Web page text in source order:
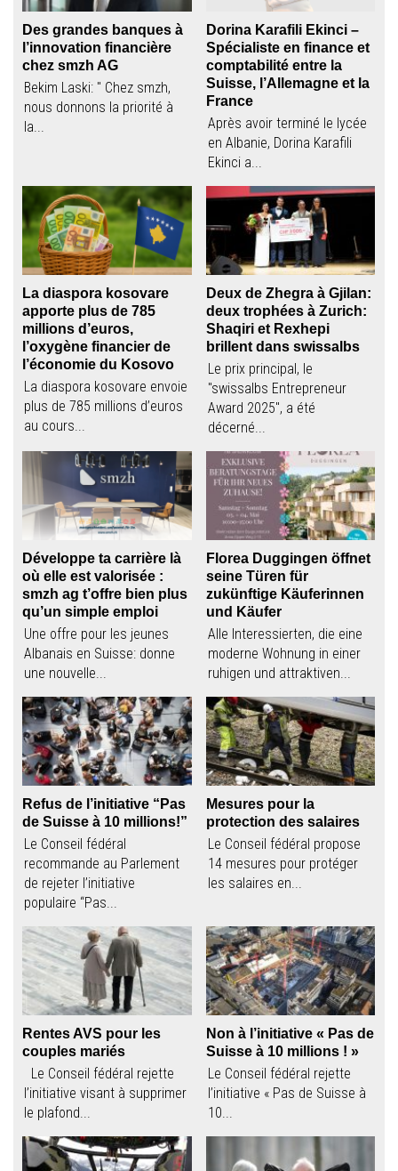
Des grandes banques à
l’innovation financière
chez smzh AG
Bekim Laski: " Chez smzh,
nous donnons la priorité à
la...
Dorina Karafili Ekinci –
Spécialiste en finance et
comptabilité entre la
Suisse, l’Allemagne et la
France
Après avoir terminé le lycée
en Albanie, Dorina Karafili
Ekinci a...
La diaspora kosovare
apporte plus de 785
millions d’euros,
l’oxygène financier de
l’économie du Kosovo
La diaspora kosovare envoie
plus de 785 millions d’euros
au cours...
Deux de Zhegra à Gjilan:
deux trophées à Zurich:
Shaqiri et Rexhepi
brillent dans swissalbs
Le prix principal, le
"swissalbs Entrepreneur
Award 2025", a été
décerné...
Développe ta carrière là
où elle est valorisée :
smzh ag t’offre bien plus
qu’un simple emploi
Une offre pour les jeunes
Albanais en Suisse: donne
une nouvelle...
Florea Duggingen öffnet
seine Türen für
zukünftige Käuferinnen
und Käufer
Alle Interessierten, die eine
moderne Wohnung in einer
ruhigen und attraktiven...
Refus de l’initiative “Pas
de Suisse à 10 millions!”
Le Conseil fédéral
recommande au Parlement
de rejeter l’initiative
populaire “Pas...
Mesures pour la
protection des salaires
Le Conseil fédéral propose
14 mesures pour protéger
les salaires en...
Rentes AVS pour les
couples mariés
Le Conseil fédéral rejette
l’initiative visant à supprimer
le plafond...
Non à l’initiative « Pas de
Suisse à 10 millions ! »
Le Conseil fédéral rejette
l’initiative « Pas de Suisse à
10...